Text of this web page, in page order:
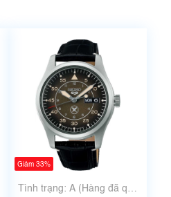
Giảm 33%
Tình trạng: A (Hàng đã qua